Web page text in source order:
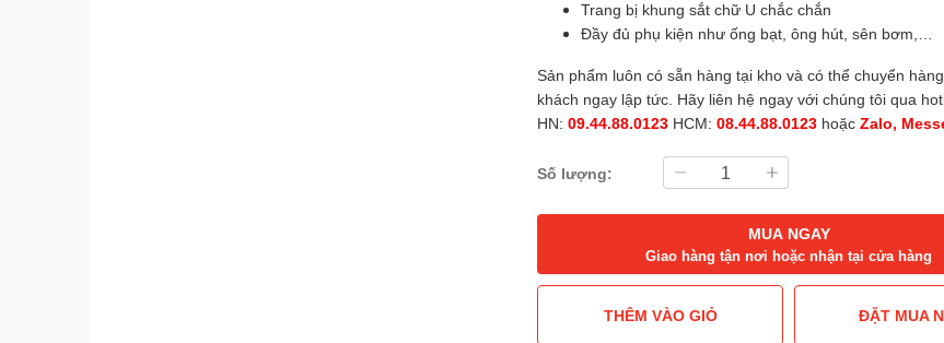
Trang bị khung sắt chữ U chắc chắn
Đầy đủ phụ kiện như ống bạt, ông hút, sên bơm,…
Sản phẩm luôn có sẵn hàng tại kho và có thể chuyển
khách ngay lập tức. Hãy liên hệ ngay với chúng tôi qua
HN:09.44.88.0123 HCM:08.44.88.0123 hoặcZalo,
Số lượng:
MUA NGAY
Giao hàng tận nơi hoặc nhận tại cửa hàng
THÊM VÀO GIỎ ĐẶT MUA